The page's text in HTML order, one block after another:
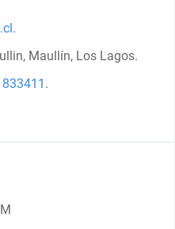
.
Maullín, Los Lagos.
.